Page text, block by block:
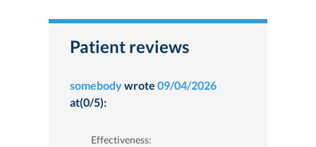
Patient reviews
somebodywrote 09/04/2026
at(0/5):
Effectiveness: